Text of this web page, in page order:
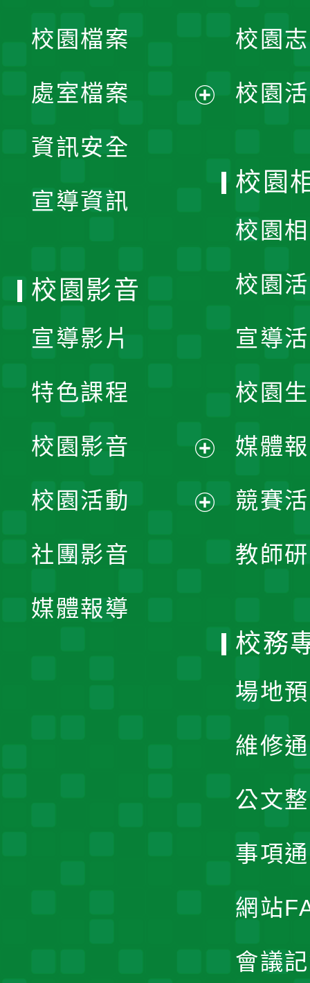
單
校園檔案
處室檔案
資訊安全
宣導資訊
校園
校園
校園
校園
校園
宣導
校園
媒體
競賽
教師
校園影音
宣導影片
特色課程
校園影音
開
校園活動
社團影音
媒體報導
校務
場地
維修
公文
事項
網站
會議